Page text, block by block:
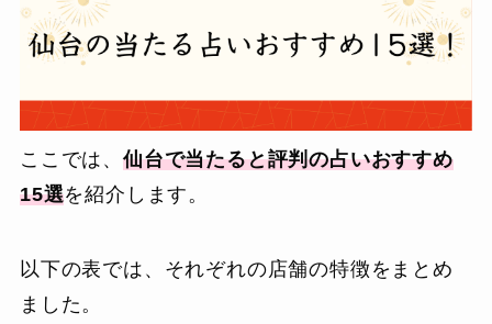
ここでは、 仙台で当たると評判の占いおすすめ
15選を紹介します。
以下の表では、それぞれの店舗の特徴をまとめ
ました。